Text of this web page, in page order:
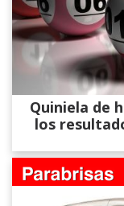
Quiniela de
los